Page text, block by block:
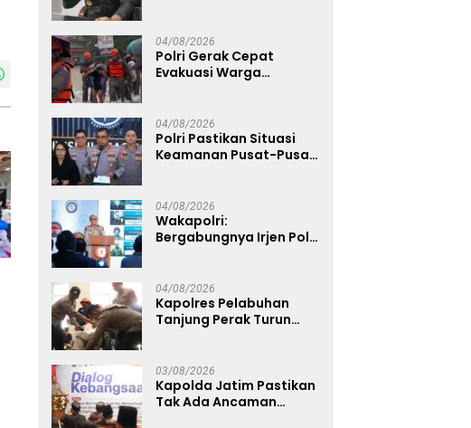
04/08/2026
Polri Gerak Cepat
Evakuasi Warga
04/08/2026
Polri Pastikan Situasi
Keamanan Pusat-Pusat
04/08/2026
Wakapolri:
Bergabungnya Irjen Pol.
Nasional Pusat Studi
Kepolisian
04/08/2026
Kapolres Pelabuhan
Tanjung Perak Turun
Kebakaran KM Mutiara
Sentosa 2 Berjalan
Maksimal
03/08/2026
Kapolda Jatim Pastikan
Tak Ada Ancaman